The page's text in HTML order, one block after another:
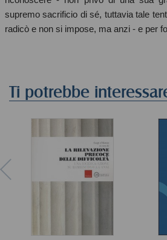
supremo sacrificio di sé, tuttavia tale
radicò e non si impose, ma anzi - e per
Ti potrebbe